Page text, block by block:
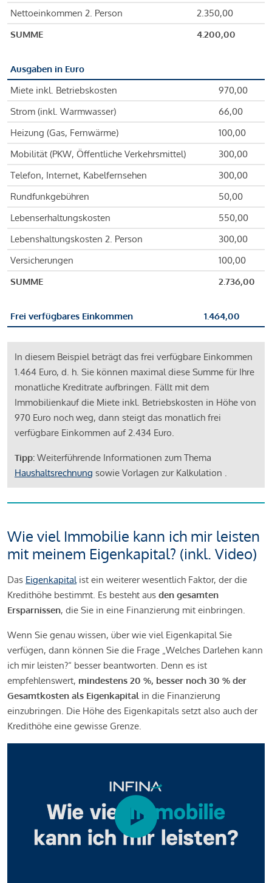
Nettoeinkommen 2. Person
2.350,00
SUMME
4.200,00
Ausgaben in Euro
Miete inkl. Betriebskosten
970,00
Strom (inkl. Warmwasser)
66,00
Heizung (Gas, Fernwärme)
100,00
Mobilität (PKW, Öffentliche Verkehrsmittel)
300,00
Telefon, Internet, Kabelfernsehen
300,00
Rundfunkgebühren
50,00
Lebenserhaltungskosten
550,00
Lebenshaltungskosten 2. Person
300,00
Versicherungen
100,00
SUMME
2.736,00
Frei verfügbares Einkommen 1.464,00
In diesem Beispiel beträgt das frei verfügbare Einkommen
1.464 Euro, d. h. Sie können maximal diese Summe für Ihre
monatliche Kreditrate aufbringen. Fällt mit dem
Immobilienkauf die Miete inkl. Betriebskosten in Höhe von
970 Euro noch weg, dann steigt das monatlich frei
verfügbare Einkommen auf 2.434 Euro.
Tipp: Weiterführende Informationen zum Thema
Haushaltsrechnung sowie Vorlagen zur Kalkulation .
Wie viel Immobilie kann ich mir leisten
mit meinem Eigenkapital? (inkl. Video)
Das Eigenkapitalist ein weiterer wesentlich Faktor, der die
Kredithöhe bestimmt. Es besteht aus den gesamten
Ersparnissen, die Sie in eine Finanzierung mit einbringen.
Wenn Sie genau wissen, über wie viel Eigenkapital Sie
verfügen, dann können Sie die Frage „Welches Darlehen kann
ich mir leisten?“ besser beantworten. Denn es ist
empfehlenswert, mindestens 20 %, besser noch 30 % der
Gesamtkosten als Eigenkapital in die Finanzierung
einzubringen. Die Höhe des Eigenkapitals setzt also auch der
Kredithöhe eine gewisse Grenze.